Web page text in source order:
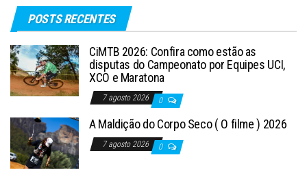
POSTS RECENTES
CiMTB 2026: Confira como estão as
disputas do Campeonato por Equipes UCI,
XCO e Maratona
7 agosto 2026 0
A Maldição do Corpo Seco ( O filme ) 2026
7 agosto 2026 0